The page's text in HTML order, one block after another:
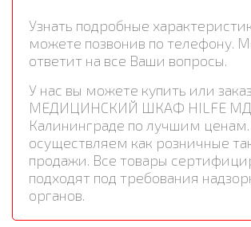
Узнать подробные
можете позвонив по телефону.
ответит на все Ваши вопросы.
У нас вы можете купить или
МЕДИЦИНСКИЙ ШКАФ HILFE МД
Калининграде по лучшим
осуществляем как розничные
продажи. Все товары
подходят под требования
органов.